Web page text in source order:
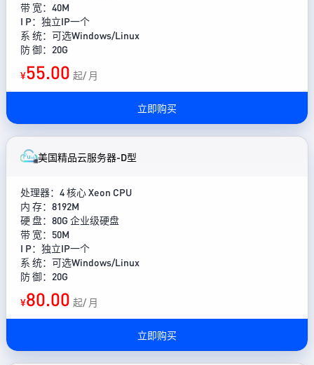
带 宽：40M
I P：独立IP一个
系 统：可选Windows/Linux
防 御：20G
¥55.00 起/ 月
立即购买
美国精品云服务器-D型
处理器：4 核心 Xeon CPU
内 存：8192M
硬 盘：80G 企业级硬盘
带 宽：50M
I P：独立IP一个
系 统：可选Windows/Linux
防 御：20G
¥80.00 起/ 月
立即购买